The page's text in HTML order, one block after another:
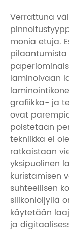
Verrattuna
monia etuja.
pilaantumista
laminoivaan
grafiikka- ja
ovat
poistetaan
tekniikka ei
ratkaistaan
yksipuolinen
kuristamisen
suhteellisen
silikoniöljyllä
käytetään
ja